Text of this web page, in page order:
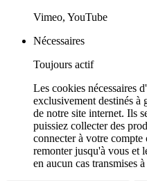
Vimeo, YouTube
Nécessaires
Toujours actif
Les cookies nécessaires
exclusivement destinés à
de notre site internet. Ils
puissiez collecter des
connecter à votre compte
remonter jusqu'à vous et
en aucun cas transmises